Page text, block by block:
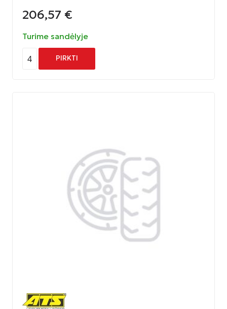
206,57 €
Turime sandėlyje
4 PIRKTI